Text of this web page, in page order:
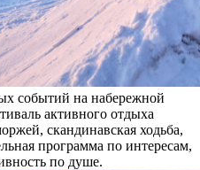
событий на набережной
активного отдыха
скандинавская ходьба,
программа по интересам,
по душе.